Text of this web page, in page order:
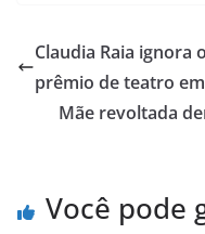
Claudia Raia ignora
prêmio de teatro em
Mãe revoltada
Você pode